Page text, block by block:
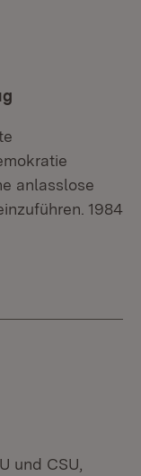
anlasslose
1984
und CSU,